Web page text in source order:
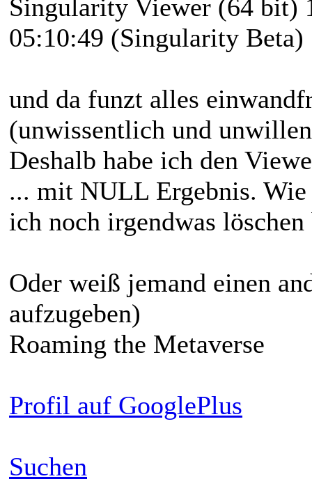
Singularity Viewer (64 bit)
05:10:49 (Singularity Beta)
und da funzt alles
(unwissentlich und
Deshalb habe ich den
... mit NULL Ergebnis.
ich noch irgendwas
Oder weiß jemand einen
aufzugeben)
Roaming the Metaverse
Profil auf GooglePlus
Suchen